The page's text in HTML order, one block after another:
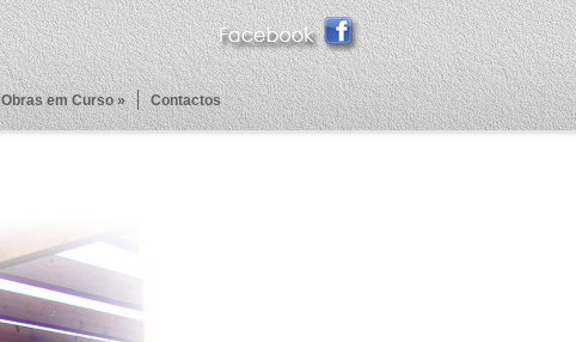
Obras em Curso » Contactos